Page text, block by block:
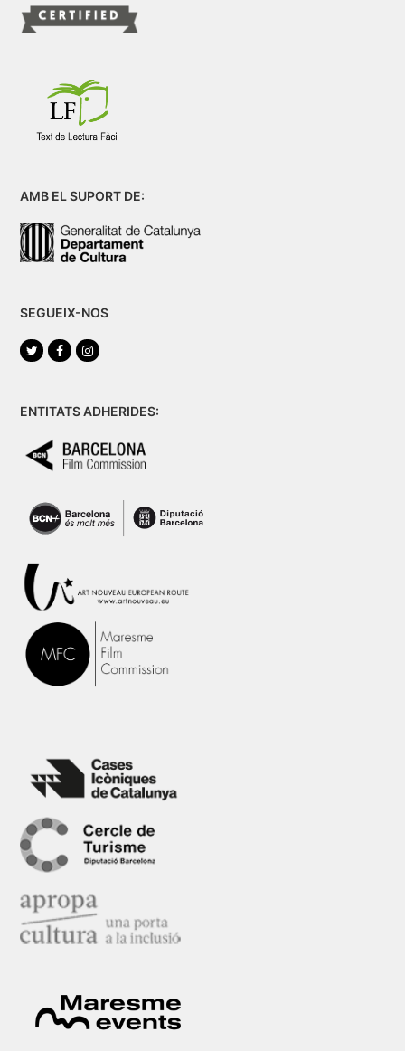
AMB EL SUPORT DE:
SEGUEIX-NOS
TwitterFacebookInstagram
ENTITATS ADHERIDES: